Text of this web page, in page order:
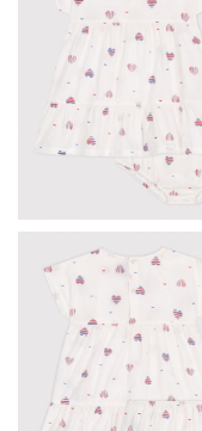
-10% pour tout